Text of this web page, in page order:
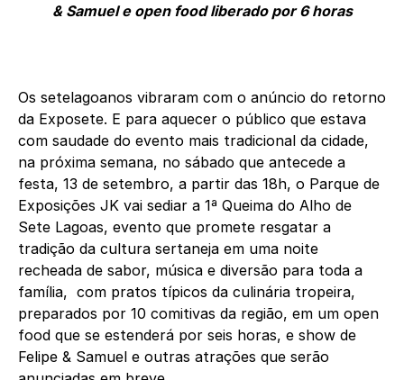
& Samuel e open food liberado por 6 horas
Os setelagoanos vibraram com o anúncio do retorno
da Exposete. E para aquecer o público que estava
com saudade do evento mais tradicional da cidade,
na próxima semana, no sábado que antecede a
festa, 13 de setembro, a partir das 18h, o Parque de
Exposições JK vai sediar a 1ª Queima do Alho de
Sete Lagoas, evento que promete resgatar a
tradição da cultura sertaneja em uma noite
recheada de sabor, música e diversão para toda a
família, com pratos típicos da culinária tropeira,
preparados por 10 comitivas da região, em um open
food que se estenderá por seis horas, e show de
Felipe & Samuel e outras atrações que serão